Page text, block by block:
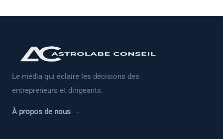
Le média qui éclaire les décisions des
entrepreneurs et dirigeants.
À propos de nous →